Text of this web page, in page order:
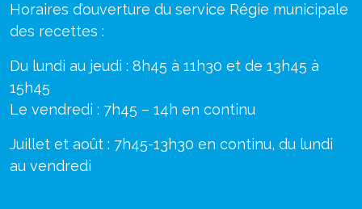
Horaires d’ouverture du service Régie municipale
des recettes :
Du lundi au jeudi : 8h45 à 11h30 et de 13h45 à
15h45
Le vendredi : 7h45 – 14h en continu
Juillet et août : 7h45-13h30 en continu, du lundi
au vendredi